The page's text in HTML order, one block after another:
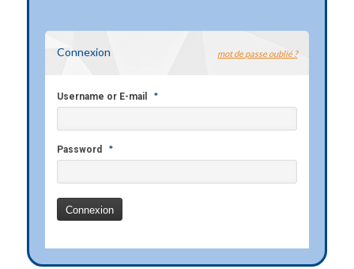
Connexion mot de passe oublié ?
Username or E-mail *
Password *